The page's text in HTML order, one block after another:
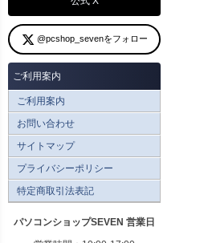
@pcshop_sevenをフォロー
ご利用案内
ご利用案内
お問い合わせ
サイトマップ
プライバシーポリシー
特定商取引法表記
パソコンショップSEVEN 営業日